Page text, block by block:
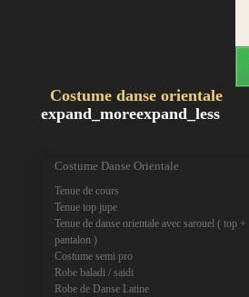
Costume danse orientale
expand_moreexpand_less
Costume Danse Orientale
Tenue de cours
Tenue top jupe
Tenue de danse orientale avec sarouel ( top +
pantalon )
Costume semi pro
Robe baladi / saidi
Robe de Danse Latine